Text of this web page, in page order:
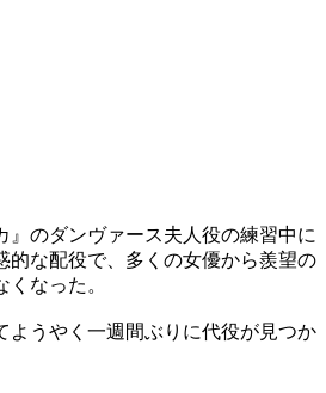
のダンヴァース夫人役の練習中に
的な配役で、多くの女優から羨望の
なった。
ようやく一週間ぶりに代役が見つか